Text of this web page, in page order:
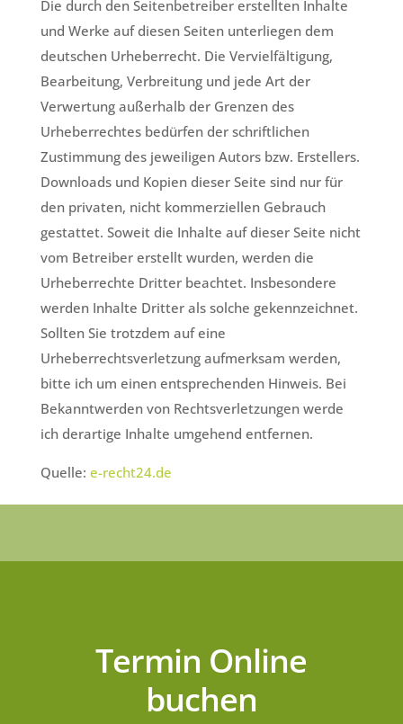
Die durch den Seitenbetreiber erstellten Inhalte
und Werke auf diesen Seiten unterliegen dem
deutschen Urheberrecht. Die Vervielfältigung,
Bearbeitung, Verbreitung und jede Art der
Verwertung außerhalb der Grenzen des
Urheberrechtes bedürfen der schriftlichen
Zustimmung des jeweiligen Autors bzw. Erstellers.
Downloads und Kopien dieser Seite sind nur für
den privaten, nicht kommerziellen Gebrauch
gestattet. Soweit die Inhalte auf dieser Seite nicht
vom Betreiber erstellt wurden, werden die
Urheberrechte Dritter beachtet. Insbesondere
werden Inhalte Dritter als solche gekennzeichnet.
Sollten Sie trotzdem auf eine
Urheberrechtsverletzung aufmerksam werden,
bitte ich um einen entsprechenden Hinweis. Bei
Bekanntwerden von Rechtsverletzungen werde
ich derartige Inhalte umgehend entfernen.
Quelle: e-recht24.de
Termin Online
buchen